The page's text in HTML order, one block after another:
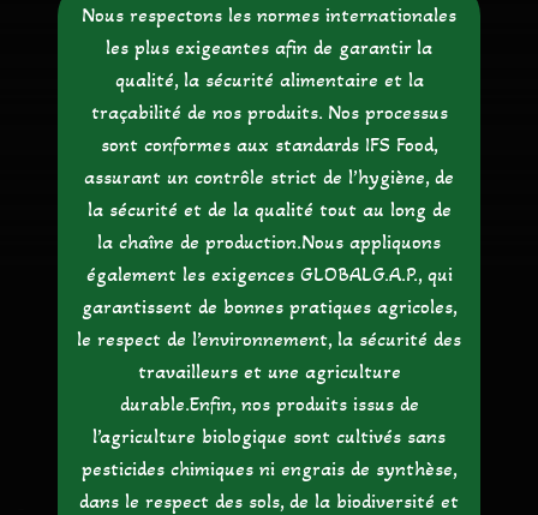
Nous respectons les normes internationales
les plus exigeantes afin de garantir la
qualité, la sécurité alimentaire et la
traçabilité de nos produits. Nos processus
sont conformes aux standards IFS Food,
assurant un contrôle strict de l’hygiène, de
la sécurité et de la qualité tout au long de
la chaîne de production.Nous appliquons
également les exigences GLOBALG.A.P., qui
garantissent de bonnes pratiques agricoles,
le respect de l’environnement, la sécurité des
travailleurs et une agriculture
durable.Enfin, nos produits issus de
l’agriculture biologique sont cultivés sans
pesticides chimiques ni engrais de synthèse,
dans le respect des sols, de la biodiversité et